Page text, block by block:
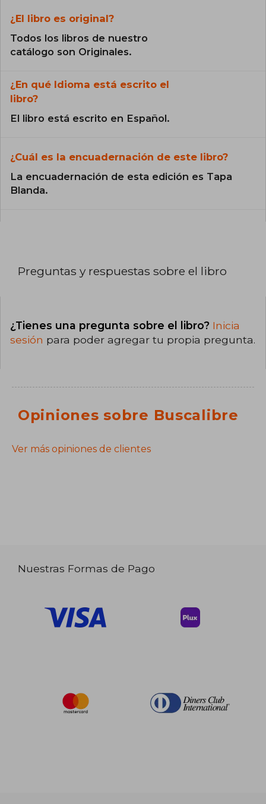
¿El libro es original?
Todos los libros de nuestro
catálogo son Originales.
¿En qué Idioma está escrito el
libro?
El libro está escrito en Español.
¿Cuál es la encuadernación de este libro?
La encuadernación de esta edición es Tapa
Blanda.
Preguntas y respuestas sobre el libro
¿Tienes una pregunta sobre el libro? Inicia
sesión para poder agregar tu propia pregunta.
Opiniones sobre Buscalibre
Ver más opiniones de clientes
Nuestras Formas de Pago